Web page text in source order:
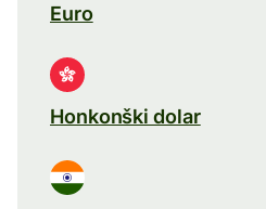
Euro
Honkonški dolar